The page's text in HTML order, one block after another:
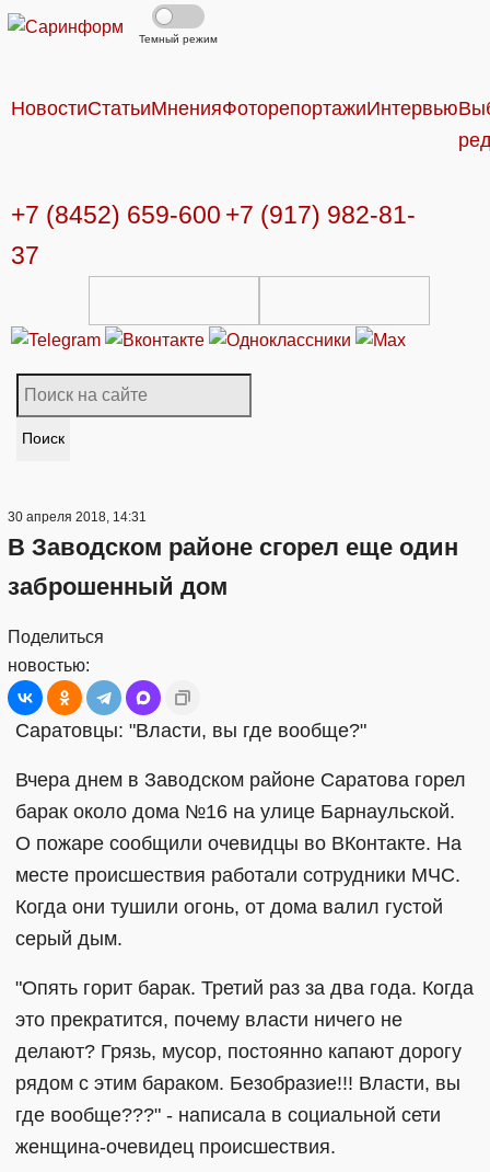
Темный режим
НовостиСтатьиМненияФоторепортажиИнтервью
+7 (8452) 659-600 +7 (917) 982-81-
37
Поиск
30 апреля 2018, 14:31
В Заводском районе сгорел еще один
заброшенный дом
Поделиться
новостью:
Саратовцы: "Власти, вы где вообще?"
Вчера днем в Заводском районе Саратова горел
барак около дома №16 на улице Барнаульской.
О пожаре сообщили очевидцы во ВКонтакте. На
месте происшествия работали сотрудники МЧС.
Когда они тушили огонь, от дома валил густой
серый дым.
"Опять горит барак. Третий раз за два года. Когда
это прекратится, почему власти ничего не
делают? Грязь, мусор, постоянно капают дорогу
рядом с этим бараком. Безобразие!!! Власти, вы
где вообще???" - написала в социальной сети
женщина-очевидец происшествия.